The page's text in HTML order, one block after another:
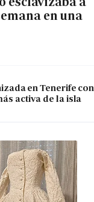
en una
en Tenerife con
activa de la isla